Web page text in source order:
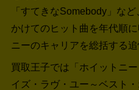
「すてきなSomebody」な
かけてのヒット曲を年代順
ニーのキャリアを総括する
買取王子では「ホイットニ
イズ・ラヴ・ユー～ベスト